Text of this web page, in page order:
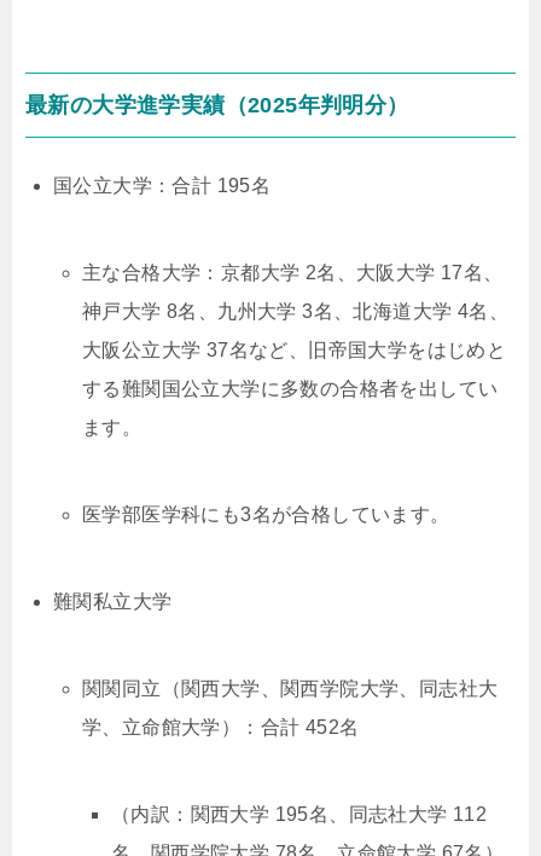
最新の大学進学実績（2025年判明分）
国公立大学：合計 195名
主な合格大学：京都大学 2名、大阪大学 17名、
神戸大学 8名、九州大学 3名、北海道大学 4名、
大阪公立大学 37名など、旧帝国大学をはじめと
する難関国公立大学に多数の合格者を出してい
ます。
医学部医学科にも3名が合格しています。
難関私立大学
関関同立（関西大学、関西学院大学、同志社大
学、立命館大学）：合計 452名
（内訳：関西大学 195名、同志社大学 112